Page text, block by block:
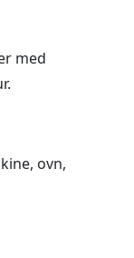
med
ovn,